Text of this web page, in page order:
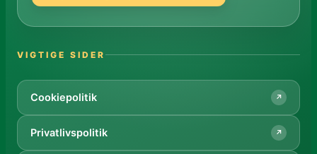
VIGTIGE SIDER
Cookiepolitik ↗
Privatlivspolitik ↗